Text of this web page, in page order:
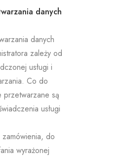
danych
danych
zależy od
usługi i
Co do
przetwarzane są
usługi
do
wyrażonej